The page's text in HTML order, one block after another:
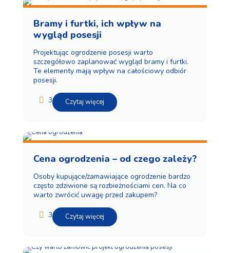
Bramy i furtki, ich wpływ na
wygląd posesji
Projektując ogrodzenie posesji warto
szczegółowo zaplanować wygląd bramy i furtki.
Te elementy mają wpływ na całościowy odbiór
posesji.
3 Czytaj więcej
Cena ogrodzenia – od czego zależy?
Osoby kupujące/zamawiające ogrodzenie bardzo
często zdziwione są rozbieżnościami cen. Na co
warto zwrócić uwagę przed zakupem?
3 Czytaj więcej